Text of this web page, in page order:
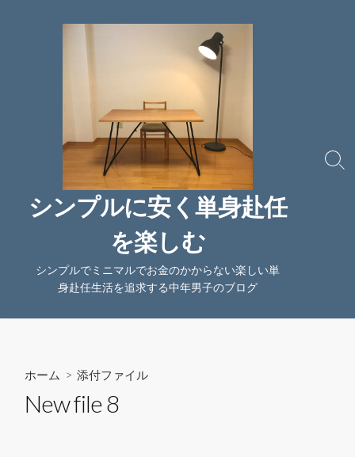
シンプルに安く単身赴任
を楽しむ
シンプルでミニマルでお金のかからない楽しい単
身赴任生活を追求する中年男子のブログ
検
ホーム > 添付ファイル
New file 8